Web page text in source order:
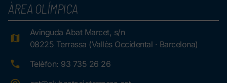
ÀREA OLÍMPICA
Avinguda Abat Marcet, s/n
08225 Terrassa (Vallès Occidental · Barcelona)
Telèfon: 93 735 26 26